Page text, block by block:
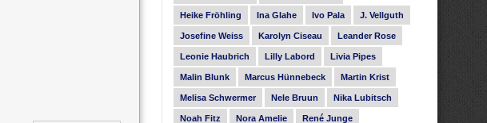
Heike Fröhling Ina Glahe Ivo Pala J. Vellguth
Josefine Weiss Karolyn Ciseau Leander Rose
Leonie Haubrich Lilly Labord Livia Pipes
Malin Blunk Marcus Hünnebeck Martin Krist
Melisa Schwermer Nele Bruun Nika Lubitsch
Noah Fitz Nora Amelie René Junge